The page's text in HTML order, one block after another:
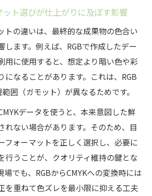
ット選びが仕上がりに及ぼす影響
トの違いは、最終的な成果物の色合い
します。例えば、RGBで作成したデー
用に使用すると、想定より暗い色や彩
になることがあります。これは、RGB
囲（ガモット）が異なるためです。
データを使うと、本来意図した鮮
れない場合があります。そのため、目
フォーマットを正しく選択し、必要に
行うことが、クオリティ維持の鍵とな
場でも、RGBからCMYKへの変換時には
を重ねて色ズレを最小限に抑える工夫